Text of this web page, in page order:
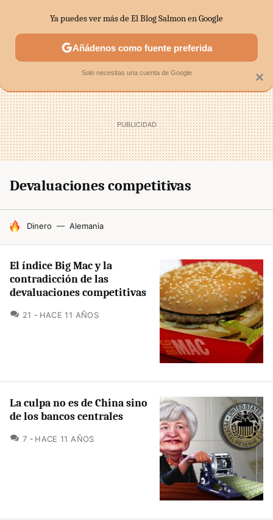
MENÚ NUEVO
ECONOMÍA DOMÉSTICA MERCADOS
Devaluaciones competitivas
HOY SE HABLA DE
Dinero Alemania
El índice Big Mac y la
contradicción de las
devaluaciones competitivas
21 COMENTARIOS
HACE 11 AÑOS
La culpa no es de China sino
de los bancos centrales
7 COMENTARIOS
HACE 11 AÑOS
×
Ya puedes ver más de El Blog Salmon en Google
Añádenos como fuente preferida
Solo necesitas una cuenta de Google